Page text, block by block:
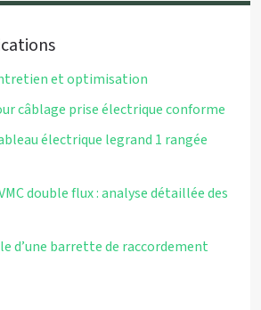
et optimisation
câblage prise électrique conforme
électrique legrand 1 rangée
double flux : analyse détaillée des
d’une barrette de raccordement